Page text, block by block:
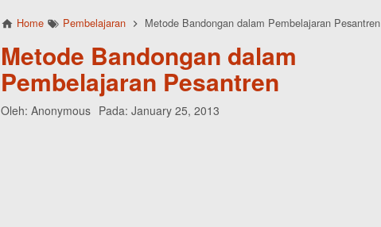
Home Pembelajaran Metode Bandongan dalam Pembelajaran Pesantren
Metode Bandongan dalam
Pembelajaran Pesantren
Oleh: Anonymous Pada: January 25, 2013